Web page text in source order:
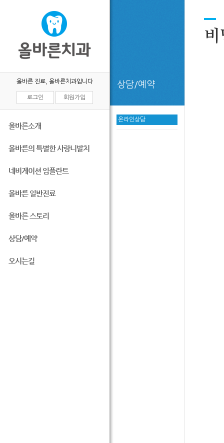
올바른 진료, 올바른치과입니다
로그인 회원가입
올바른소개
올바른의 특별한 사랑니발치
네비게이션 임플란트
올바른 일반진료
올바른 스토리
상담/예약
오시는길
상담/예약
온라인상담
비